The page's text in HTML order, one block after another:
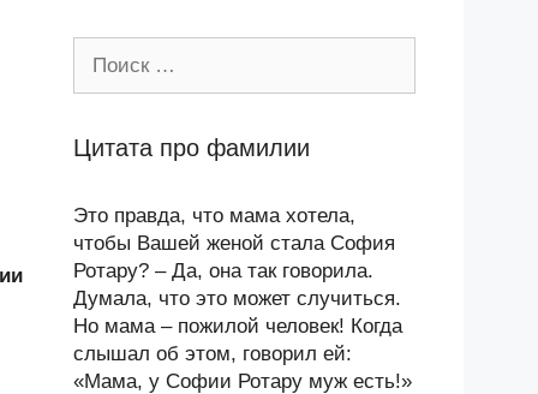
Цитата про фамилии
Это правда, что мама хотела,
чтобы Вашей женой стала София
Ротару? – Да, она так говорила.
Думала, что это может случиться.
Но мама – пожилой человек! Когда
слышал об этом, говорил ей:
«Мама, у Софии Ротару муж есть!»